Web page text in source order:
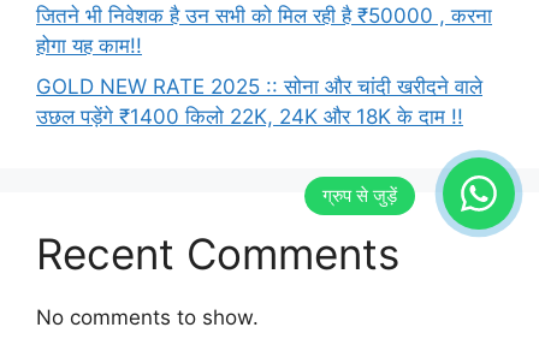
जितने भी निवेशक है उन सभी को मिल रही है ₹50000 , करना
होगा यह काम!!
GOLD NEW RATE 2025 :: सोना और चांदी खरीदने वाले
उछल पड़ेंगे ₹1400 किलो 22K, 24K और 18K के दाम !!
Recent Comments
No comments to show.